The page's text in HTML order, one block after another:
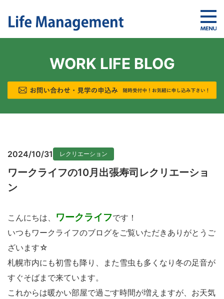
WORK LIFE BLOG
2024/10/31 レクリエーション
ワークライフの10月出張寿司レクリエーショ
ン
こんにちは、 ワークライフです！
いつもワークライフのブログをご覧いただきありがとうご
ざいます☆
札幌市内にも初雪も降り、また雪虫も多くなり冬の足音が
すぐそばまで来ています。
これからは暖かい部屋で過ごす時間が増えますが、お天気